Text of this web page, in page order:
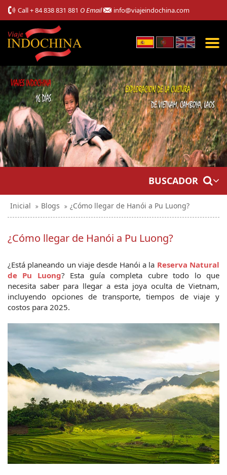
Call+ 84 838 831 881 O Email info@viajeindochina.com
BUSCADOR
Inicial Blogs ¿Cómo llegar de Hanói a Pu Luong?
¿Cómo llegar de Hanói a Pu Luong?
¿Está planeando un viaje desde Hanói a la Reserva Natural
de Pu Luong? Esta guía completa cubre todo lo que
necesita saber para llegar a esta joya oculta de Vietnam,
incluyendo opciones de transporte, tiempos de viaje y
costos para 2025.